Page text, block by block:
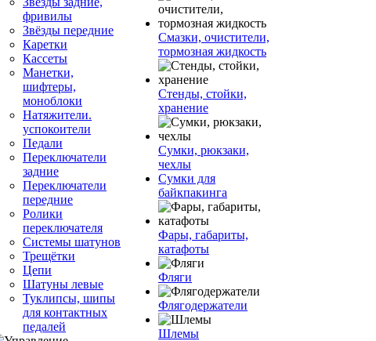
фривилы
Звёзды передние
Каретки
Кассеты
Манетки,
шифтеры,
моноблоки
Натяжители.
успокоители
Педали
Переключатели
задние
Переключатели
передние
Ролики
переключателя
Системы шатунов
Трещётки
Цепи
Шатуны левые
Туклипсы, шипы
для контактных
педалей
Смазки, очистители,
тормозная жидкость
Стенды, стойки,
хранение
Сумки, рюкзаки,
чехлы
Сумки для
байкпакинга
Фары, габариты,
катафоты
Фляги
Флягодержатели
Шлемы